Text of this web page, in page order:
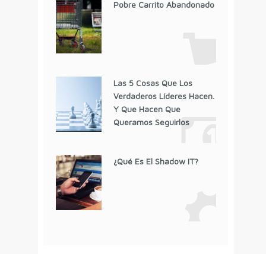
Pobre Carrito Abandonado
Las 5 Cosas Que Los
Verdaderos Líderes Hacen.
Y Que Hacen Que
Queramos Seguirlos
¿Qué Es El Shadow IT?